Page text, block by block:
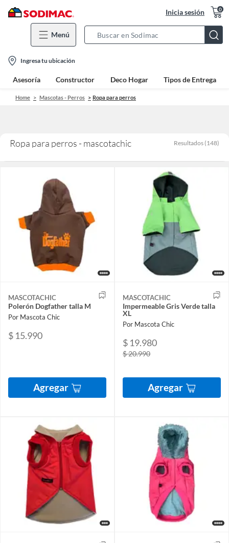
Inicia sesión 0
Menú
Bar
location-
icon
Ingresa tu ubicación
Asesoría Constructor Deco Hogar Tipos de Entrega
Home Mascotas - Perros Ropa para perros
Ropa para perros - mascotachic Resultados (148)
MASCOTACHIC
Polerón Dogfather talla M
Por Mascota Chic
$ 15.990
Agregar
MASCOTACHIC
Impermeable Gris Verde talla
XL
Por Mascota Chic
$ 19.980
$ 20.990
Agregar